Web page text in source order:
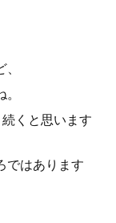
くと思います
ではあります